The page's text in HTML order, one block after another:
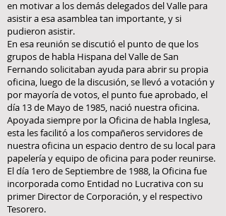
en motivar a los demás delegados del Valle para
asistir a esa asamblea tan importante, y si
pudieron asistir.
En esa reunión se discutió el punto de que los
grupos de habla Hispana del Valle de San
Fernando solicitaban ayuda para abrir su propia
oficina, luego de la discusión, se llevó a votación y
por mayoría de votos, el punto fue aprobado, el
día 13 de Mayo de 1985, nació nuestra oficina.
Apoyada siempre por la Oficina de habla Inglesa,
esta les facilitó a los compañeros servidores de
nuestra oficina un espacio dentro de su local para
papelería y equipo de oficina para poder reunirse.
El día 1ero de Septiembre de 1988, la Oficina fue
incorporada como Entidad no Lucrativa con su
primer Director de Corporación, y el respectivo
Tesorero.